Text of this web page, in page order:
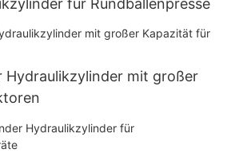
für Rundballenpresse
Hydraulikzylinder mit großer